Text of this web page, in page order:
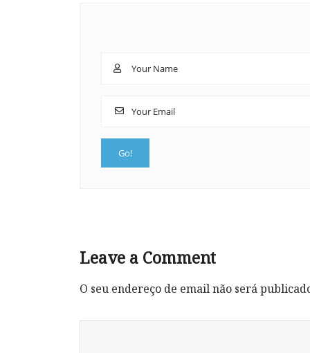
Leave a Comment
O seu endereço de email não será